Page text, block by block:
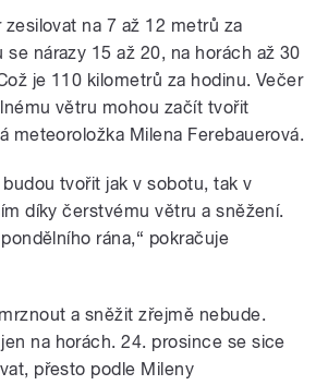
na 7 až 12 metrů za
nárazy 15 až 20, na horách až 30
je 110 kilometrů za hodinu. Večer
větru mohou začít tvořit
meteoroložka Milena Ferebauerová.
tvořit jak v sobotu, tak v
díky čerstvému větru a sněžení.
rána,“ pokračuje
a sněžit zřejmě nebude.
na horách. 24. prosince se sice
přesto podle Mileny